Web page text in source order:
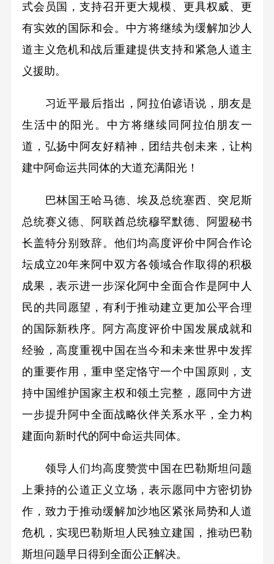
式会员国，支持召开更大规模、更具权威、更
有实效的国际和会。中方将继续为缓解加沙人
道主义危机和战后重建提供支持和紧急人道主
义援助。
习近平最后指出，阿拉伯谚语说，朋友是
生活中的阳光。中方将继续同阿拉伯朋友一
道，弘扬中阿友好精神，团结共创未来，让构
建中阿命运共同体的大道充满阳光！
巴林国王哈马德、埃及总统塞西、突尼斯
总统赛义德、阿联酋总统穆罕默德、阿盟秘书
长盖特分别致辞。他们均高度评价中阿合作论
坛成立20年来阿中双方各领域合作取得的积极
成果，表示进一步深化阿中全面合作是阿中人
民的共同愿望，有利于推动建立更加公平合理
的国际新秩序。阿方高度评价中国发展成就和
经验，高度重视中国在当今和未来世界中发挥
的重要作用，重申坚定恪守一个中国原则，支
持中国维护国家主权和领土完整，愿同中方进
一步提升阿中全面战略伙伴关系水平，全力构
建面向新时代的阿中命运共同体。
领导人们均高度赞赏中国在巴勒斯坦问题
上秉持的公道正义立场，表示愿同中方密切协
作，致力于推动缓解加沙地区紧张局势和人道
危机，实现巴勒斯坦人民独立建国，推动巴勒
斯坦问题早日得到全面公正解决。